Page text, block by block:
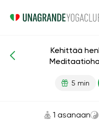
Meditaatiot ja
Kehittää
5 min
1 asanaan